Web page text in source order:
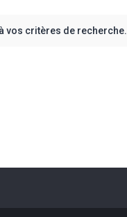
vos critères de recherche.